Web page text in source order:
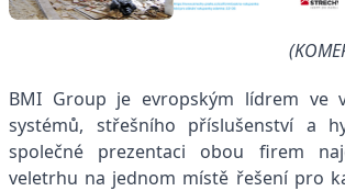
BMI Group je evropským lídrem ve
systémů, střešního příslušenství a
společné prezentaci obou firem
veletrhu na jednom místě řešení pro